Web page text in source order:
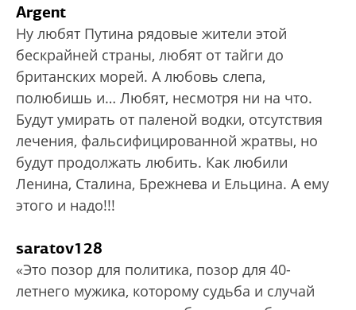
Argent
Ну любят Путина рядовые жители этой
бескрайней страны, любят от тайги до
британских морей. А любовь слепа,
полюбишь и… Любят, несмотря ни на что.
Будут умирать от паленой водки, отсутствия
лечения, фальсифицированной жратвы, но
будут продолжать любить. Как любили
Ленина, Сталина, Брежнева и Ельцина. А ему
этого и надо!!!
saratov128
«Это позор для политика, позор для 40-
летнего мужика, которому судьба и случай